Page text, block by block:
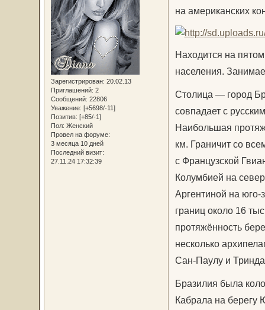
Зарегистрирован: 20.02.13
Приглашений: 2
Сообщений: 22806
Уважение: [+5698/-11]
Позитив: [+85/-1]
Пол: Женский
Провел на форуме:
3 месяца 10 дней
Последний визит:
27.11.24 17:32:39
на американских
Находится на
населения.
Столица — город
совпадает с
Наибольшая
км. Граничит со
с Французской
Колумбией на
Аргентиной на юго-
границ около 16
протяжённость
несколько
Сан-Паулу и
Бразилия была
Кабрала на берегу